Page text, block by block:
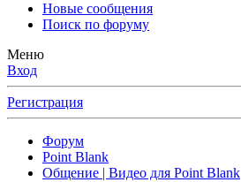
Новые сообщения
Поиск по форуму
Меню
Вход
Регистрация
Форум
Point Blank
Общение | Видео для Point Blank